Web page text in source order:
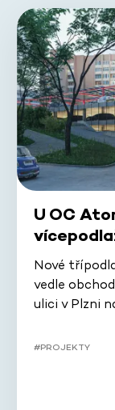
U OC
Nové
vedle
ulici v Plzni
#PROJEKTY